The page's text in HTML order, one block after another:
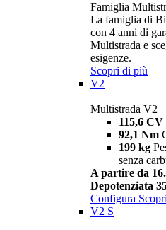
Famiglia
La famiglia di
con 4 anni di
Multistrada e
esigenze.
Scopri di più
V2
Multistrada V2
115,6 CV
92,1 Nm
199 kg
senza
A partire da
Depotenziata
Configura
V2 S